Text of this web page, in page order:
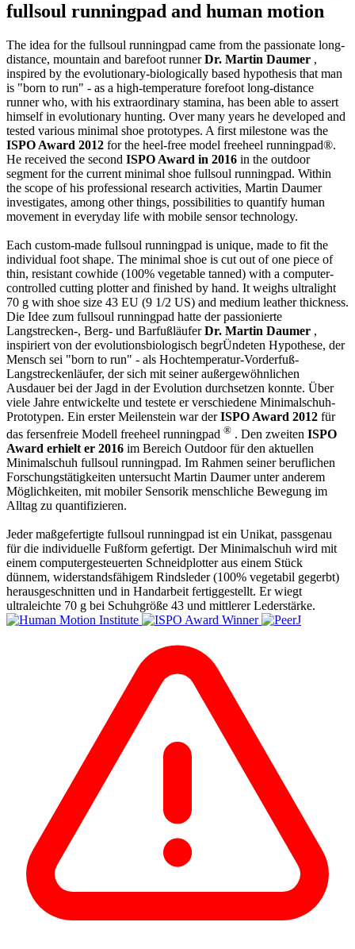
fullsoul runningpad and human motion
The idea for the fullsoul runningpad came from the passionate long-
distance, mountain and barefoot runnerDr. Martin Daumer ,
inspired by the evolutionary-biologically based hypothesis that man
is "born to run" - as a high-temperature forefoot long-distance
runner who, with his extraordinary stamina, has been able to assert
himself in evolutionary hunting. Over many years he developed and
tested various minimal shoe prototypes. A first milestone was the
ISPO Award 2012 for the heel-free model freeheel runningpad®.
He received the second ISPO Award in 2016 in the outdoor
segment for the current minimal shoe fullsoul runningpad. Within
the scope of his professional research activities, Martin Daumer
investigates, among other things, possibilities to quantify human
movement in everyday life with mobile sensor technology.
Each custom-made fullsoul runningpad is unique, made to fit the
individual foot shape. The minimal shoe is cut out of one piece of
thin, resistant cowhide (100% vegetable tanned) with a computer-
controlled cutting plotter and finished by hand. It weighs ultralight
70 g with shoe size 43 EU (9 1/2 US) and medium leather thickness.
Die Idee zum fullsoul runningpad hatte der passionierte
Langstrecken-, Berg- und BarfußläuferDr. Martin Daumer ,
inspiriert von der evolutionsbiologisch begrÜndeten Hypothese, der
Mensch sei "born to run" - als Hochtemperatur-Vorderfuß-
Langstreckenläufer, der sich mit seiner außergewöhnlichen
Ausdauer bei der Jagd in der Evolution durchsetzen konnte. Über
viele Jahre entwickelte und testete er verschiedene Minimalschuh-
Prototypen. Ein erster Meilenstein war derISPO Award 2012 für
das fersenfreie Modell freeheel runningpad ® . Den zweiten ISPO
Award erhielt er 2016 im Bereich Outdoor für den aktuellen
Minimalschuh fullsoul runningpad. Im Rahmen seiner beruflichen
Forschungstätigkeiten untersucht Martin Daumer unter anderem
Möglichkeiten, mit mobiler Sensorik menschliche Bewegung im
Alltag zu quantifizieren.
Jeder maßgefertigte fullsoul runningpad ist ein Unikat, passgenau
für die individuelle Fußform gefertigt. Der Minimalschuh wird mit
einem computergesteuerten Schneidplotter aus einem Stück
dünnem, widerstandsfähigem Rindsleder (100% vegetabil gegerbt)
herausgeschnitten und in Handarbeit fertiggestellt. Er wiegt
ultraleichte 70 g bei Schuhgröße 43 und mittlerer Lederstärke.